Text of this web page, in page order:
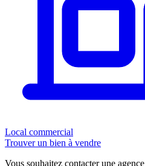
Local commercial
Trouver un bien à vendre
Vous souhaitez contacter une